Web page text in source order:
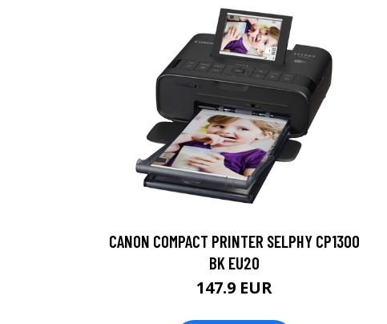
CANON COMPACT PRINTER SELPHY CP1300
BK EU20
147.9 EUR